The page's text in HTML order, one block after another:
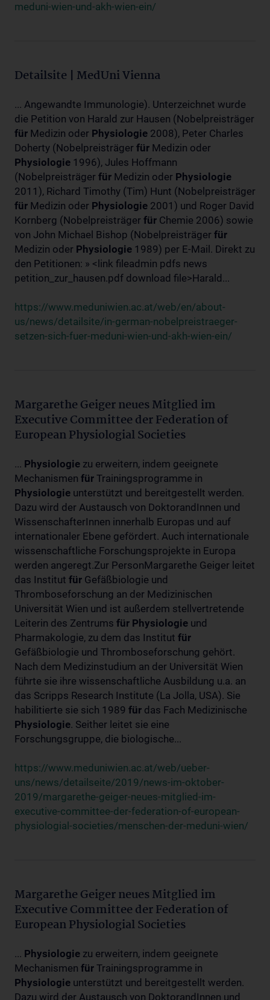
meduni-wien-und-akh-wien-ein/
Detailsite | MedUni Vienna
... Angewandte Immunologie). Unterzeichnet wurde
die Petition von Harald zur Hausen (Nobelpreisträger
für Medizin oder Physiologie 2008), Peter Charles
Doherty (Nobelpreisträger für Medizin oder
Physiologie 1996), Jules Hoffmann
(Nobelpreisträger für Medizin oder Physiologie
2011), Richard Timothy (Tim) Hunt (Nobelpreisträger
für Medizin oder Physiologie 2001) und Roger David
Kornberg (Nobelpreisträger für Chemie 2006) sowie
von John Michael Bishop (Nobelpreisträger für
Medizin oder Physiologie 1989) per E-Mail. Direkt zu
den Petitionen: » <link fileadmin pdfs news
petition_zur_hausen.pdf download file>Harald...
https://www.meduniwien.ac.at/web/en/about-
us/news/detailsite/in-german-nobelpreistraeger-
setzen-sich-fuer-meduni-wien-und-akh-wien-ein/
Margarethe Geiger neues Mitglied im
Executive Committee der Federation of
European Physiologial Societies
... Physiologie zu erweitern, indem geeignete
Mechanismen für Trainingsprogramme in
Physiologie unterstützt und bereitgestellt werden.
Dazu wird der Austausch von DoktorandInnen und
WissenschafterInnen innerhalb Europas und auf
internationaler Ebene gefördert. Auch internationale
wissenschaftliche Forschungsprojekte in Europa
werden angeregt.Zur PersonMargarethe Geiger leitet
das Institut für Gefäßbiologie und
Thromboseforschung an der Medizinischen
Universität Wien und ist außerdem stellvertretende
Leiterin des Zentrums für Physiologie und
Pharmakologie, zu dem das Institut für
Gefäßbiologie und Thromboseforschung gehört.
Nach dem Medizinstudium an der Universität Wien
führte sie ihre wissenschaftliche Ausbildung u.a. an
das Scripps Research Institute (La Jolla, USA). Sie
habilitierte sie sich 1989 für das Fach Medizinische
Physiologie. Seither leitet sie eine
Forschungsgruppe, die biologische...
https://www.meduniwien.ac.at/web/ueber-
uns/news/detailseite/2019/news-im-oktober-
2019/margarethe-geiger-neues-mitglied-im-
executive-committee-der-federation-of-european-
physiologial-societies/menschen-der-meduni-wien/
Margarethe Geiger neues Mitglied im
Executive Committee der Federation of
European Physiologial Societies
... Physiologie zu erweitern, indem geeignete
Mechanismen für Trainingsprogramme in
Physiologie unterstützt und bereitgestellt werden.
Dazu wird der Austausch von DoktorandInnen und